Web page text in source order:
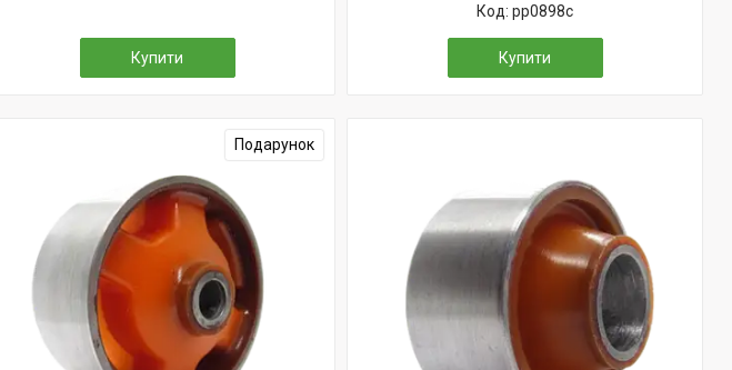
Купити
pp0898c
Купити
Подарунок